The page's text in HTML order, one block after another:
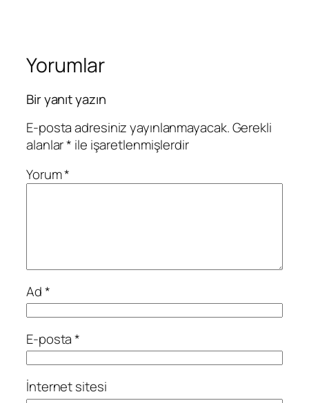
Yorumlar
Bir yanıt yazın
E-posta adresiniz yayınlanmayacak.Gerekli
alanlar* ile işaretlenmişlerdir
Yorum*
Ad*
E-posta*
İnternet sitesi